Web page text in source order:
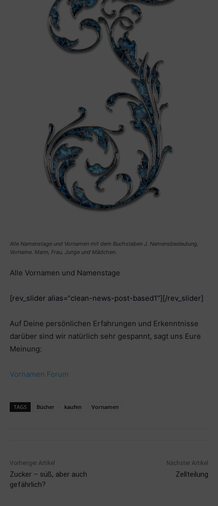
Alle Namenstage und Vornamen mit dem Buchstaben J. Namensbedeutung,
Vorname. Mann, Frau, Junge und Mädchen.
Alle Vornamen und Namenstage
[rev_slider alias=“clean-news-post-based1″][/rev_slider]
Auf Deine persönlichen Erfahrungen und Erkenntnisse
darüber sind wir natürlich sehr gespannt, sagt uns Eure
Meinung:
Vornamen Forum
TAGS Bücher kaufen Vornamen
Vorheriger Artikel
Zucker – süß, aber auch
gefährlich?
Nächster Artikel
Zellteilung